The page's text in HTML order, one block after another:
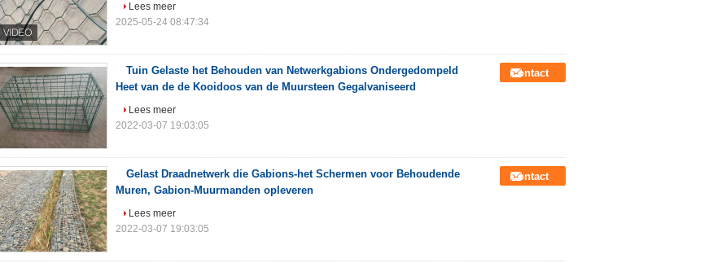
Lees meer
2025-05-24 08:47:34
Tuin Gelaste het Behouden van Netwerkgabions Ondergedompeld
Heet van de de Kooidoos van de Muursteen Gegalvaniseerd
Contact
Lees meer
2022-03-07 19:03:05
Gelast Draadnetwerk die Gabions-het Schermen voor Behoudende
Muren, Gabion-Muurmanden opleveren
Contact
Lees meer
2022-03-07 19:03:05